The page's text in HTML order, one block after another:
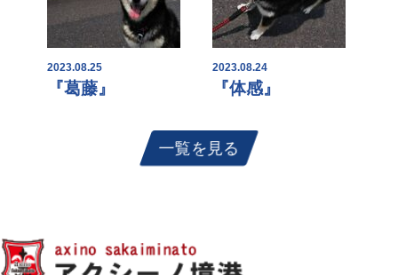
2023.08.25
『葛藤』
2023.08.24
『体感』
一覧を見る